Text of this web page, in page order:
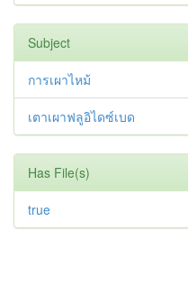
Subject
การเผาไหม้
เตาเผาฟลูอิไดซ์เบด
Has File(s)
true